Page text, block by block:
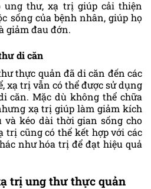
ung thư, xạ trị giúp cải thiện
sống của bệnh nhân, giúp họ
giảm đau đớn.
di căn
thực quản đã di căn đến các
xạ trị vẫn có thể được sử dụng
căn. Mặc dù không thể chữa
xạ trị giúp làm giảm kích
và kéo dài thời gian sống cho
trị cũng có thể kết hợp với các
như hóa trị để đạt hiệu quả
trị ung thư thực quản